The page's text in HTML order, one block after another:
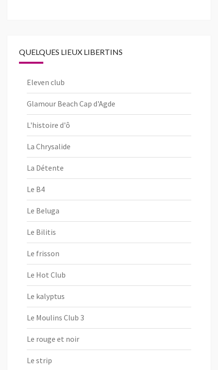
QUELQUES LIEUX LIBERTINS
Eleven club
Glamour Beach Cap d'Agde
L'histoire d'ô
La Chrysalide
La Détente
Le B4
Le Beluga
Le Bilitis
Le frisson
Le Hot Club
Le kalyptus
Le Moulins Club 3
Le rouge et noir
Le strip